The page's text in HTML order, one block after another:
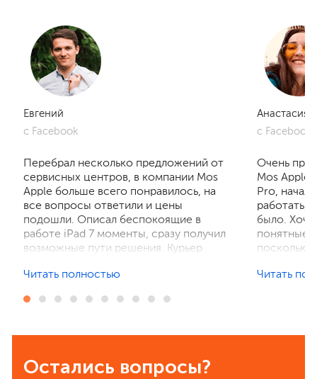
Евгений
с Facebook
Перебрал несколько предложений от
сервисных центров, в компании Mos
Apple больше всего понравилось, на
все вопросы ответили и цены
подошли. Описал беспокоящие в
работе iPad 7 моменты, сразу получил
возможные пути решения. Курьер
отзвонились по итогам осмотра,
порадовал, без лишнего ожидания и
рекомендовать всем знакомым.
Читать полностью
Анастасия
с Facebook
Очень
Mos
Pro, начал
работать,
было. Хочу
понятные
поскольку
Читать
Остались вопросы?